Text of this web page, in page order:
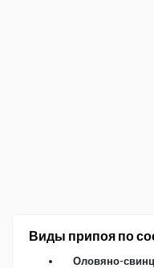
Виды припоя по
Оловяно-